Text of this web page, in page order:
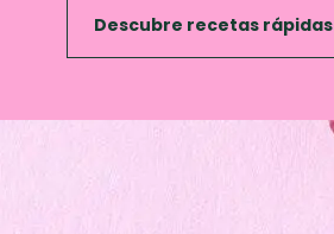
Descubre recetas rápidas